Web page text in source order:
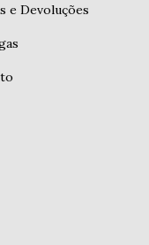
e Devoluções